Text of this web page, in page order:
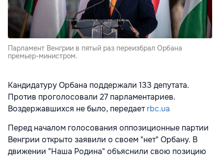
Парламент Венгрии в пятый раз переизбрал Орбана
премьер-министром.
Кандидатуру Орбана поддержали 133 депутата.
Против проголосовали 27 парламентариев.
Воздержавшихся не было, передаетrbc.ua
Перед началом голосования оппозиционные партии
Венгрии открыто заявили о своем "нет" Орбану. В
движении "Наша Родина" объяснили свою позицию